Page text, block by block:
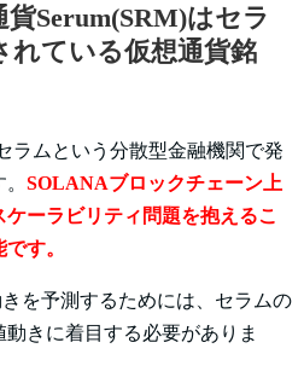
貨Serum(SRM)はセラ
れている仮想通貨銘
ラムという分散型金融機関で発
SOLANAブロックチェーン上
ーラビリティ問題を抱えるこ
す。
を予測するためには、セラムの
きに着目する必要がありま